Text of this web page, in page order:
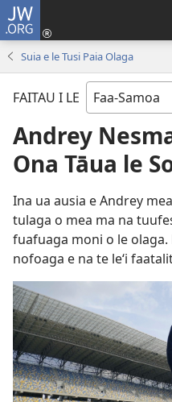
JW.ORG
Suia e le Tusi Paia Olaga
FAITAU I LE
Andrey
Ona Tāua le
Ina ua ausia e Andrey
tulaga o mea ma na
fuafuaga moni o le olaga.
nofoaga e na te leʻi